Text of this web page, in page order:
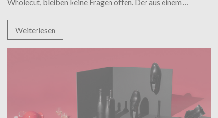
Wholecut, bleiben keine Fragen offen. Der aus einem
Weiterlesen